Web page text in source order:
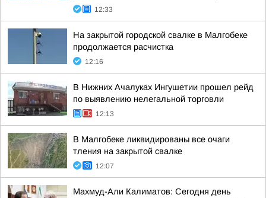
12:33
На закрытой городской свалке в Малгобеке
продолжается расчистка
12:16
В Нижних Ачалуках Ингушетии прошел рейд
по выявлению нелегальной торговли
12:13
В Малгобеке ликвидированы все очаги
тления на закрытой свалке
12:07
Махмуд-Али Калиматов: Сегодня день